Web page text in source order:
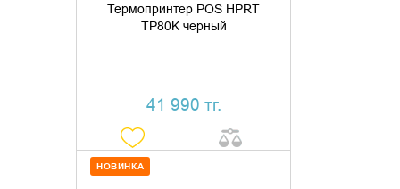
Термопринтер POS HPRT
TP80K черный
41 990 тг.
НОВИНКА